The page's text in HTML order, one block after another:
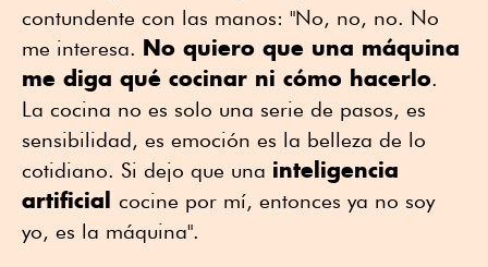
contundente con las manos: "No, no, no. No
me interesa. No quiero que una máquina
me diga qué cocinar ni cómo hacerlo.
La cocina no es solo una serie de pasos, es
sensibilidad, es emoción es la belleza de lo
cotidiano. Si dejo que una inteligencia
artificial cocine por mí, entonces ya no soy
yo, es la máquina".